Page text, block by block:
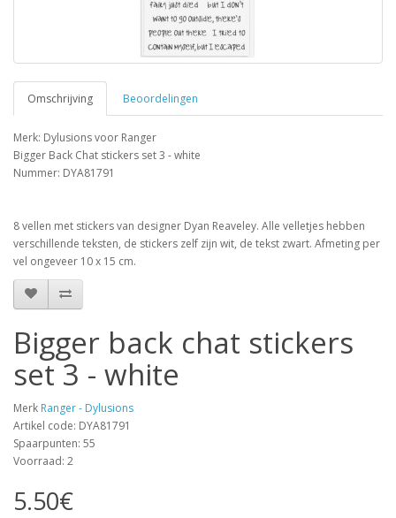
Omschrijving Beoordelingen
Merk: Dylusions voor Ranger
Bigger Back Chat stickers set 3 - white
Nummer: DYA81791
8 vellen met stickers van designer Dyan Reaveley. Alle velletjes hebben
verschillende teksten, de stickers zelf zijn wit, de tekst zwart. Afmeting per
vel ongeveer 10 x 15 cm.
Bigger back chat stickers
set 3 - white
Merk Ranger - Dylusions
Artikel code: DYA81791
Spaarpunten: 55
Voorraad: 2
5.50€